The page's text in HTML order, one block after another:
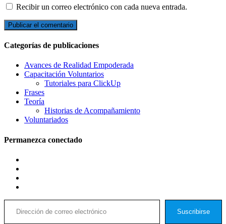
Recibir un correo electrónico con cada nueva entrada.
Categorías de publicaciones
Avances de Realidad Empoderada
Capacitación Voluntarios
Tutoriales para ClickUp
Frases
Teoría
Historias de Acompañamiento
Voluntariados
Permanezca conectado
Dirección de correo electrónico
Suscribirse